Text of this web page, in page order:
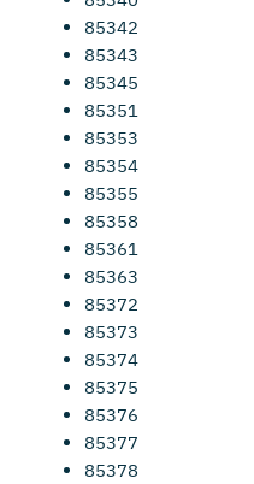
85342
85343
85345
85351
85353
85354
85355
85358
85361
85363
85372
85373
85374
85375
85376
85377
85378